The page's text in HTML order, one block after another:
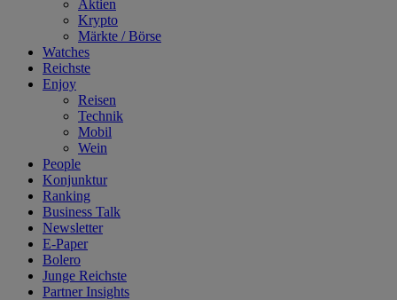
Aktien
Krypto
Märkte / Börse
Watches
Reichste
Enjoy
Reisen
Technik
Mobil
Wein
People
Konjunktur
Ranking
Business Talk
Newsletter
E-Paper
Bolero
Junge Reichste
Partner Insights